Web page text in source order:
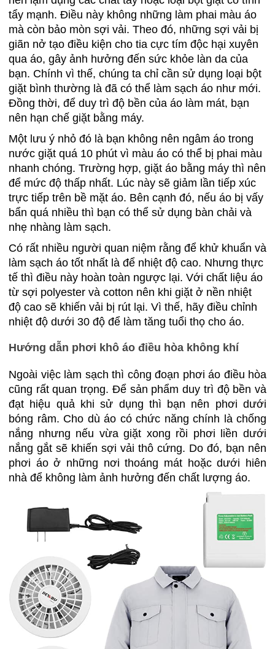
tẩy mạnh. Điều này không những làm phai màu áo
mà còn bảo mòn sợi vải. Theo đó, những sợi vải bị
giãn nở tạo điều kiện cho tia cực tím độc hại xuyên
qua áo, gây ảnh hưởng đến sức khỏe làn da của
bạn. Chính vì thế, chúng ta chỉ cần sử dụng loại bột
giặt bình thường là đã có thể làm sạch áo như mới.
Đồng thời, để duy trì độ bền của áo làm mát, bạn
nên hạn chế giặt bằng máy.
Một lưu ý nhỏ đó là bạn không nên ngâm áo trong
nước giặt quá 10 phút vì màu áo có thể bị phai màu
nhanh chóng. Trường hợp, giặt áo bằng máy thì nên
để mức độ thấp nhất. Lúc này sẽ giảm lần tiếp xúc
trực tiếp trên bề mặt áo. Bên cạnh đó, nếu áo bị vấy
bẩn quá nhiều thì bạn có thể sử dụng bàn chải và
nhẹ nhàng làm sạch.
Có rất nhiều người quan niệm rằng để khử khuẩn và
làm sạch áo tốt nhất là để nhiệt độ cao. Nhưng thực
tế thì điều này hoàn toàn ngược lại. Với chất liệu áo
từ sợi polyester và cotton nên khi giặt ở nền nhiệt
độ cao sẽ khiến vải bị rút lại. Vì thế, hãy điều chỉnh
nhiệt độ dưới 30 độ để làm tăng tuổi thọ cho áo.
Hướng dẫn phơi khô áo điều hòa không khí
Ngoài việc làm sạch thì công đoạn phơi áo điều hòa
cũng rất quan trọng. Để sản phẩm duy trì độ bền và
đạt hiệu quả khi sử dụng thì bạn nên phơi dưới
bóng râm. Cho dù áo có chức năng chính là chống
nắng nhưng nếu vừa giặt xong rồi phơi liền dưới
nắng gắt sẽ khiến sợi vải thô cứng. Do đó, bạn nên
phơi áo ở những nơi thoáng mát hoặc dưới hiên
nhà để không làm ảnh hưởng đến chất lượng áo.